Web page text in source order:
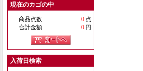
現在のカゴの中
商品点数 0 点
合計金額
0 円
入荷日検索